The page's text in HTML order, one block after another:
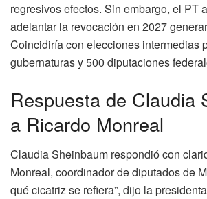
regresivos efectos. Sin embargo, el PT
adelantar la revocación en 2027
Coincidiría con elecciones intermedias
gubernaturas y 500 diputaciones
Respuesta de Claudia
a Ricardo Monreal
Claudia Sheinbaum respondió con
Monreal, coordinador de diputados de
qué cicatriz se refiera”, dijo la